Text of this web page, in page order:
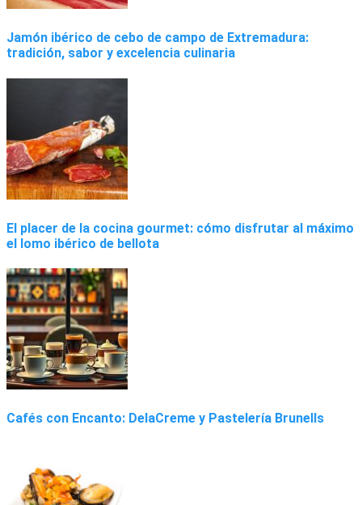
Jamón ibérico de cebo de campo de Extremadura:
tradición, sabor y excelencia culinaria
El placer de la cocina gourmet: cómo disfrutar al máximo
el lomo ibérico de bellota
Cafés con Encanto: DelaCreme y Pastelería Brunells